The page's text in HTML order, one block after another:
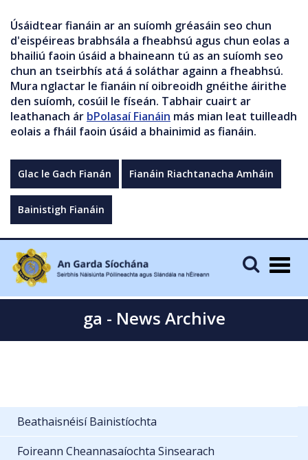
Úsáidtear fianáin ar an suíomh gréasáin seo chun
d'eispéireas brabhsála a fheabhsú agus chun eolas a
bhailiú faoin úsáid a bhaineann tú as an suíomh seo
chun an tseirbhís atá á soláthar againn a fheabhsú.
Mura nglactar le fianáin ní oibreoidh gnéithe áirithe
den suíomh, cosúil le físeán. Tabhair cuairt ar
leathanach ár bPolasaí Fianáin más mian leat tuilleadh
eolais a fháil faoin úsáid a bhainimid as fianáin.
Glac le Gach Fianán Fianáin Riachtanacha Amháin
Bainistigh Fianáin
ga - News Archive
Beathaisnéisí Bainistíochta
Foireann Cheannasaíochta Sinsearach